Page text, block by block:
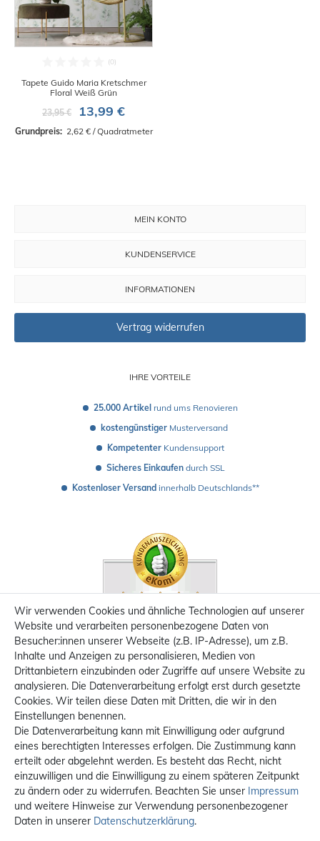
Tapete Guido Maria Kretschmer
Floral Weiß Grün
23,95 €
13,99 €
Grundpreis: 2,62 € / Quadratmeter
IHRE VORTEILE
25.000 Artikel rund ums Renovieren
kostengünstiger Musterversand
Kompetenter Kundensupport
Sicheres Einkaufen durch SSL
Kostenloser Versand innerhalb Deutschlands**
MEIN KONTO
KUNDENSERVICE
INFORMATIONEN
Vertrag widerrufen
Wir verwenden Cookies und ähnliche Technologien auf unserer
Website und verarbeiten personenbezogene Daten von
Besucher:innen unserer Webseite (z.B. IP-Adresse), um z.B.
Inhalte und Anzeigen zu personalisieren, Medien von
Drittanbietern einzubinden oder Zugriffe auf unsere Website zu
analysieren. Die Datenverarbeitung erfolgt erst durch gesetzte
Cookies. Wir teilen diese Daten mit Dritten, die wir in den
Einstellungen benennen.
Die Datenverarbeitung kann mit Einwilligung oder aufgrund
eines berechtigten Interesses erfolgen. Die Zustimmung kann
erteilt oder abgelehnt werden. Es besteht das Recht, nicht
einzuwilligen und die Einwilligung zu einem späteren Zeitpunkt
zu ändern oder zu widerrufen. Beachten Sie unser Impressum
und weitere Hinweise zur Verwendung personenbezogener
Daten in unserer Daten­schutz­erklärung.